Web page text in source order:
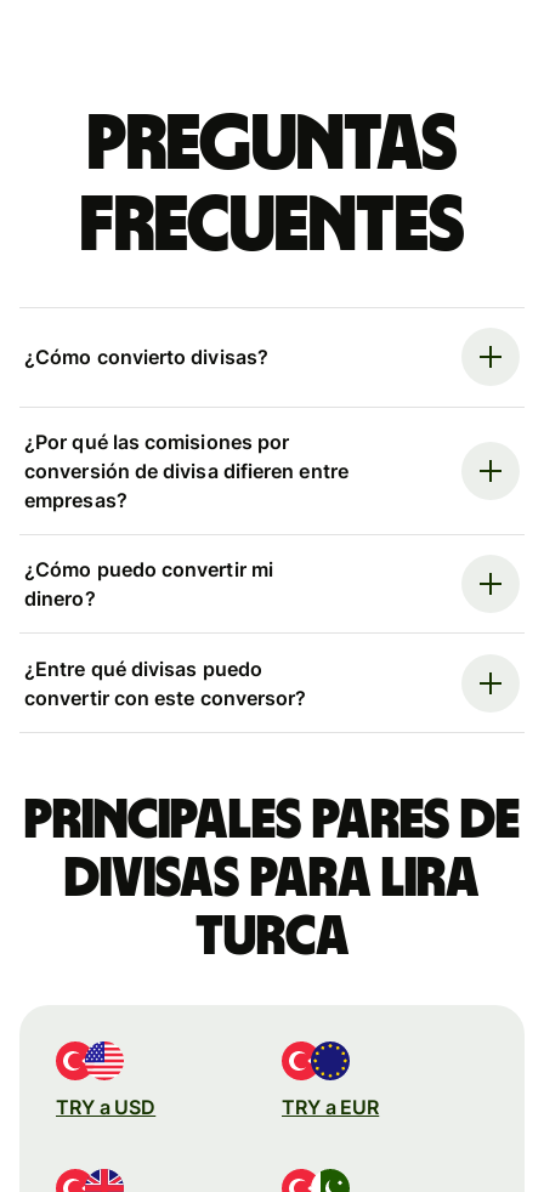
Preguntas
frecuentes
¿Cómo convierto divisas?
¿Por qué las comisiones por
conversión de divisa difieren entre
empresas?
¿Cómo puedo convertir mi
dinero?
¿Entre qué divisas puedo
convertir con este conversor?
Principales pares de
divisas para lira
turca
TRY a USD TRY a EUR